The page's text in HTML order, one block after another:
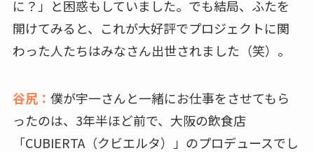
に？」と困惑もしていました。でも結局、ふたを
開けてみると、これが大好評でプロジェクトに関
わった人たちはみなさん出世されました（笑）。
谷尻： 僕が宇一さんと一緒にお仕事をさせてもら
ったのは、3年半ほど前で、大阪の飲食店
「CUBIERTA（クビエルタ）」のプロデュースでし